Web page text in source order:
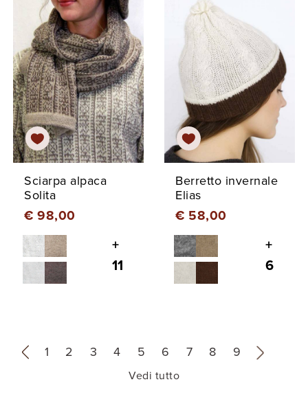
Sciarpa alpaca
Solita
€ 98,00
+
11
Berretto invernale
Elias
€ 58,00
+
6
« 1 2 3 4 5 6 7 8 9 »
Vedi tutto